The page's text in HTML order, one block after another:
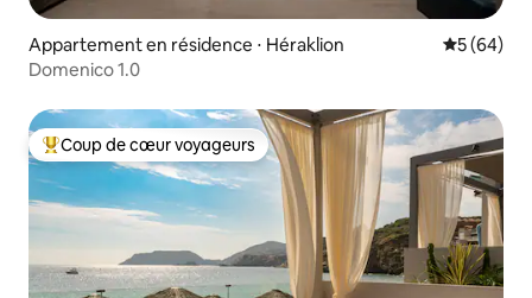
Appartement en résidence ⋅ Héraklion
5 (64)
Domenico 1.0
Coups de cœur voyageurs les plus appréciés
Coup de cœur voyageurs